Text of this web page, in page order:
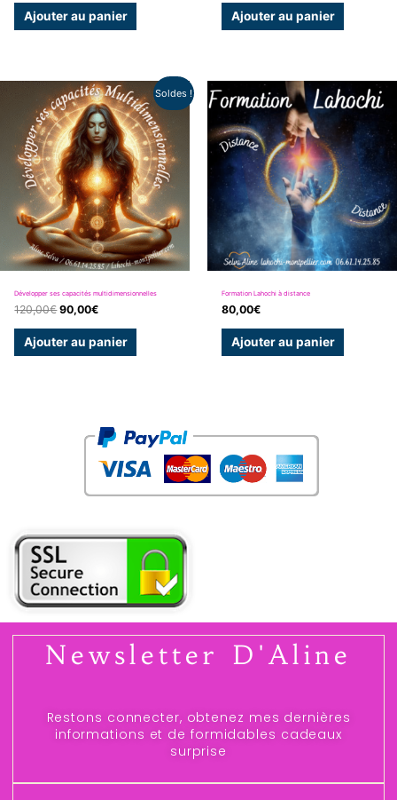
Ajouter au panier Ajouter au panier
Soldes !
Développer ses capacités multidimensionnelles
120,00€
Le
prix
initial
était :
120,00€.
90,00€
Le
prix
actuel
est :
90,00€.
Ajouter au panier
Formation Lahochi à distance
80,00€
Ajouter au panier
Newsletter D'Aline
Restons connecter, obtenez mes dernières
informations et de formidables cadeaux
surprise